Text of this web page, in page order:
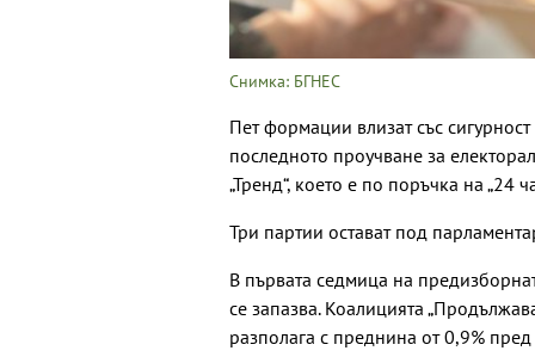
Снимка: БГНЕС
Пет формации влизат със
последното проучване за
„Тренд“, което е по поръчка на „24
Три партии остават под
В първата седмица на
се запазва. Коалицията
разполага с преднина от 0,9%